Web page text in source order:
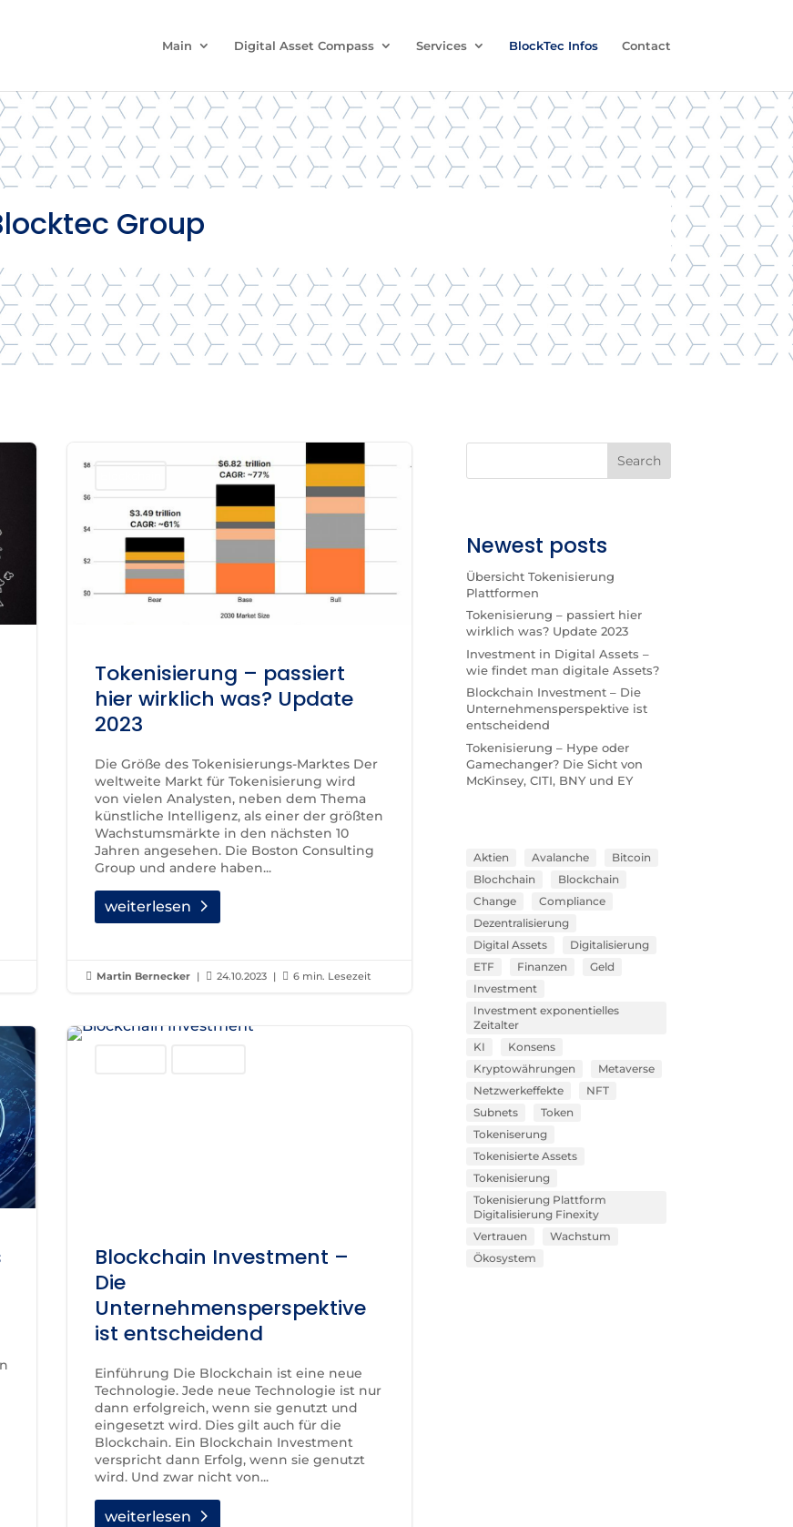
Main Digital Asset Compass Services BlockTec Infos Contact
Group
Tokenisierung – passiert
hier wirklich was? Update
2023
Die Größe des Tokenisierungs-Marktes Der
weltweite Markt für Tokenisierung wird
von vielen Analysten, neben dem Thema
künstliche Intelligenz, als einer der größten
Wachstumsmärkte in den nächsten 10
Jahren angesehen. Die Boston Consulting
Group und andere haben...
weiterlesen
 Martin Bernecker |  24.10.2023 |  6 min. Lesezeit
Blockchain Investment –
Die
Unternehmensperspektive
ist entscheidend
Einführung Die Blockchain ist eine neue
Technologie. Jede neue Technologie ist nur
dann erfolgreich, wenn sie genutzt und
eingesetzt wird. Dies gilt auch für die
Blockchain. Ein Blockchain Investment
verspricht dann Erfolg, wenn sie genutzt
wird. Und zwar nicht von...
weiterlesen
Search
Newest posts
Übersicht Tokenisierung
Plattformen
Tokenisierung – passiert hier
wirklich was? Update 2023
Investment in Digital Assets –
wie findet man digitale Assets?
Blockchain Investment – Die
Unternehmensperspektive ist
entscheidend
Tokenisierung – Hype oder
Gamechanger? Die Sicht von
McKinsey, CITI, BNY und EY
Aktien Avalanche
Bitcoin
Blochchain
Blockchain
Change
Compliance
Dezentralisierung
Digital Assets
Digitalisierung
ETF
Finanzen
Geld
Investment
Investment exponentielles
Zeitalter
KI
Konsens
Kryptowährungen
Metaverse
Netzwerkeffekte
NFT
Subnets
Token
Tokeniserung
Tokenisierte Assets
Tokenisierung
Tokenisierung Plattform
Digitalisierung Finexity
Vertrauen
Wachstum
Ökosystem